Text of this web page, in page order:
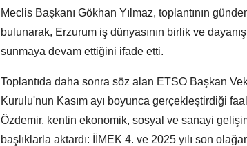
Meclis Başkanı Gökhan Yılmaz, toplantının
bulunarak, Erzurum iş dünyasının birlik ve
sunmaya devam ettiğini ifade etti.
Toplantıda daha sonra söz alan ETSO Başkan
Kurulu'nun Kasım ayı boyunca gerçekleştirdiği
Özdemir, kentin ekonomik, sosyal ve sanayi
başlıklarla aktardı: İİMEK 4. ve 2025 yılı son